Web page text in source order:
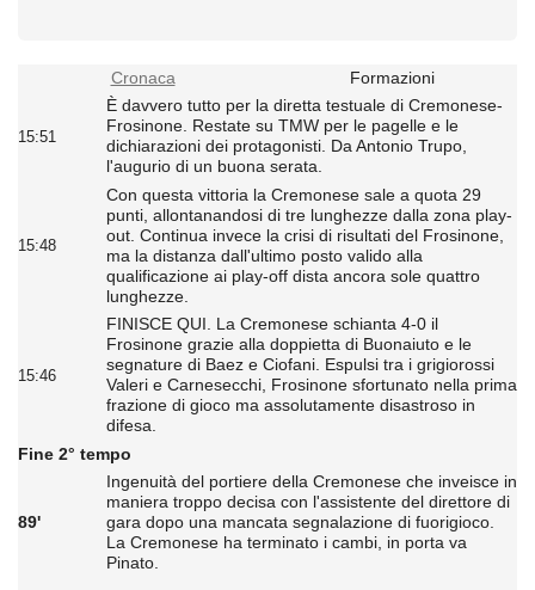
Cronaca Formazioni
15:51
È davvero tutto per la diretta testuale di Cremonese-
Frosinone. Restate su TMW per le pagelle e le
dichiarazioni dei protagonisti. Da Antonio Trupo,
l'augurio di un buona serata.
15:48
Con questa vittoria la Cremonese sale a quota 29
punti, allontanandosi di tre lunghezze dalla zona play-
out. Continua invece la crisi di risultati del Frosinone,
ma la distanza dall'ultimo posto valido alla
qualificazione ai play-off dista ancora sole quattro
lunghezze.
15:46
FINISCE QUI. La Cremonese schianta 4-0 il
Frosinone grazie alla doppietta di Buonaiuto e le
segnature di Baez e Ciofani. Espulsi tra i grigiorossi
Valeri e Carnesecchi, Frosinone sfortunato nella prima
frazione di gioco ma assolutamente disastroso in
difesa.
Fine 2° tempo
89'
Ingenuità del portiere della Cremonese che inveisce in
maniera troppo decisa con l'assistente del direttore di
gara dopo una mancata segnalazione di fuorigioco.
La Cremonese ha terminato i cambi, in porta va
Pinato.